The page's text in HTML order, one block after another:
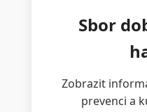
Sbor
Zobrazit
prevenci a